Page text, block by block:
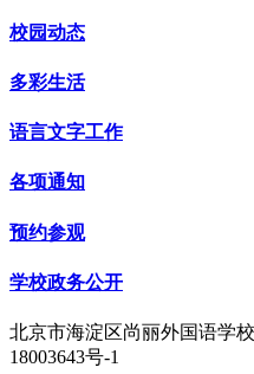
校园动态
多彩生活
语言文字工作
各项通知
预约参观
学校政务公开
北京市海淀区尚丽外国语学
18003643号-1